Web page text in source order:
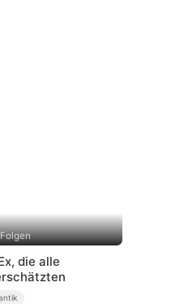
die alle